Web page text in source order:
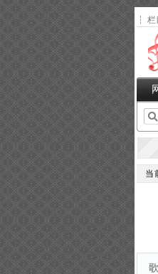
┆ 栏
当